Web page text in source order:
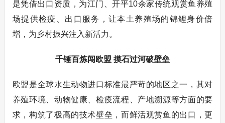
是凭借出口资质，为江门、开平10余家传统观赏鱼养殖
场提供检疫、出口服务，让本土养殖场的锦鲤身价倍
增，为乡村振兴注入新活力。
千锤百炼闯欧盟 摸石过河破壁垒
欧盟是全球水生动物进口标准最严苛的地区之一，其对
养殖环境、动物健康、检疫流程、产地溯源等方面的要
求，构筑了极高的技术壁垒，而鲜活观赏鱼的出口，更